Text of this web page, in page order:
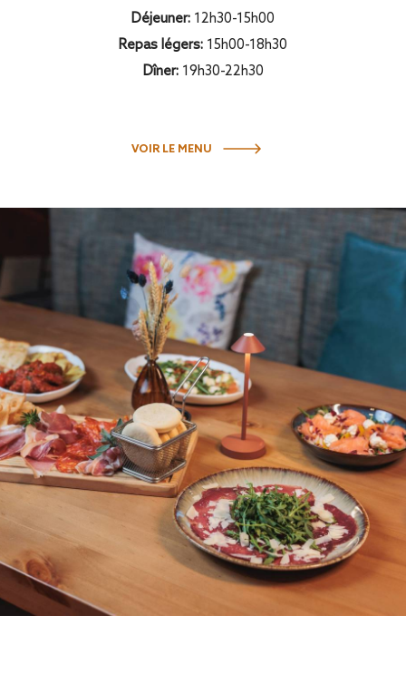
Déjeuner: 12h30-15h00
Repas légers: 15h00-18h30
Dîner:19h30-22h30
VOIR LE MENU